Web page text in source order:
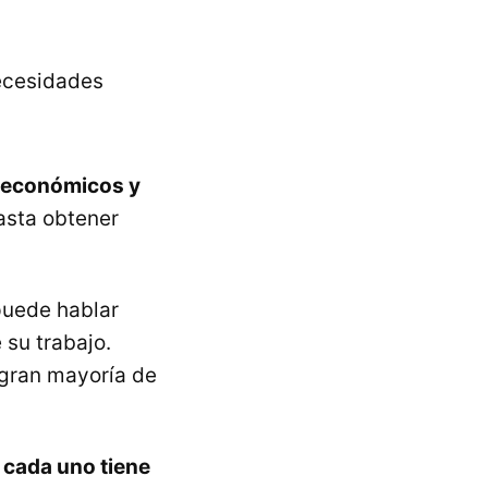
y
obtener
hablar
su trabajo.
mayoría de
cada uno tiene